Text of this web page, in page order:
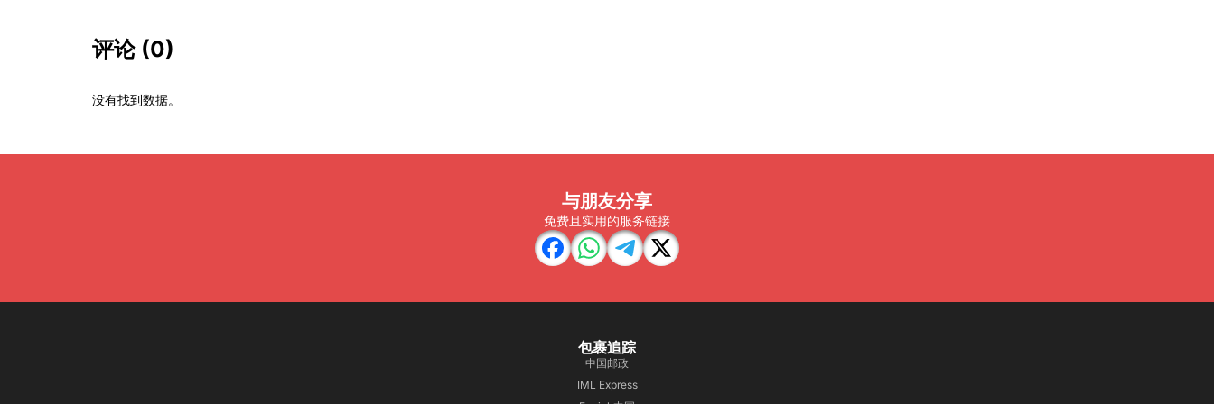
评论 (0)
没有找到数据。
与朋友分享
免费且实用的服务链接
包裹追踪
中国邮政
IML Express